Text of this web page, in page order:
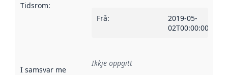
Tidsrom:
Frå:
2019-05-
02T00:00:00Z
I samsvar med Referanse til ei implementeringsregel eller
Ikkje oppgitt